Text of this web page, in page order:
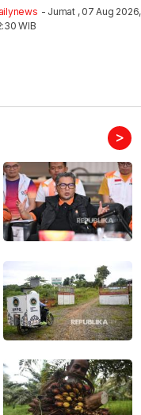
- Jumat , 07 Aug 2026,
WIB
>